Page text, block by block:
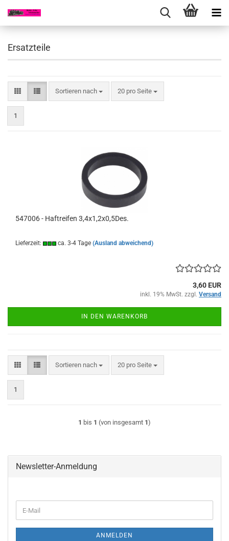
Ersatzteile
Sortieren nach
Sortieren nach 20 pro Seite
pro Seite
1
547006 - Haftreifen 3,4x1,2x0,5Des.
Lieferzeit: ca. 3-4 Tage (Ausland abweichend)
3,60 EUR
inkl. 19% MwSt. zzgl. Versand
IN DEN WARENKORB
Sortieren nach
Sortieren nach 20 pro Seite
pro Seite
1
1 bis 1 (von insgesamt 1)
Newsletter-Anmeldung
ZUR
E-
Mail
ANMELDEN